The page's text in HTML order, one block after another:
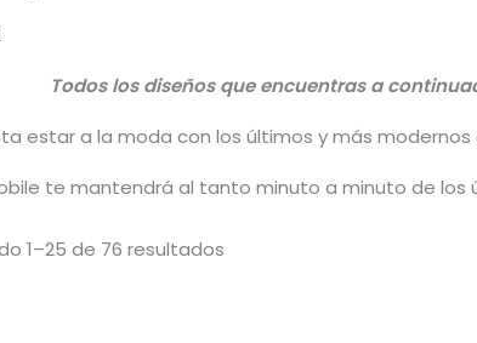
Todos los diseños que encuentras a
estar a la moda con los últimos y más
te mantendrá al tanto minuto a minuto de los
1–25 de 76 resultados